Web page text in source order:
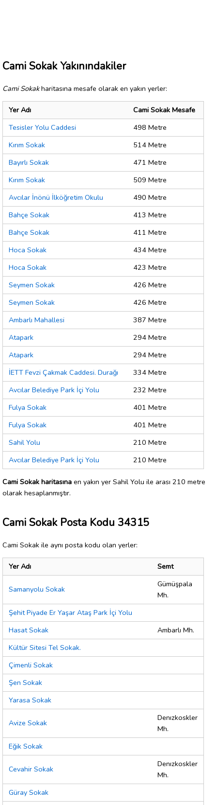
Cami Sokak Yakınındakiler
Cami Sokakharitasına mesafe olarak en yakın yerler:
Yer Adı
Cami Sokak Mesafe
Tesisler Yolu Caddesi
498 Metre
Kırım Sokak
514 Metre
Bayırlı Sokak
471 Metre
Kırım Sokak
509 Metre
Avcılar İnönü İlköğretim Okulu
490 Metre
Bahçe Sokak
413 Metre
Bahçe Sokak
411 Metre
Hoca Sokak
434 Metre
Hoca Sokak
423 Metre
Seymen Sokak
426 Metre
Seymen Sokak
426 Metre
Ambarlı Mahallesi
387 Metre
Atapark
294 Metre
Atapark
294 Metre
İETT Fevzi Çakmak Caddesi. Durağı
334 Metre
Avcılar Belediye Park İçi Yolu
232 Metre
Fulya Sokak
401 Metre
Fulya Sokak
401 Metre
Sahil Yolu
210 Metre
Avcılar Belediye Park İçi Yolu
210 Metre
Cami Sokak haritasına en yakın yer Sahil Yolu ile arası 210 metre
olarak hesaplanmıştır.
Cami Sokak Posta Kodu 34315
Cami Sokak ile aynı posta kodu olan yerler:
Yer Adı Semt
Samanyolu Sokak
Gümüşpala
Mh.
Şehit Piyade Er Yaşar Ataş Park İçi Yolu
Hasat Sokak
Ambarlı Mh.
Kültür Sitesi Tel Sokak.
Çimenli Sokak
Şen Sokak
Yarasa Sokak
Avize Sokak
Denızkoskler
Mh.
Eğik Sokak
Cevahir Sokak
Denızkoskler
Mh.
Güray Sokak